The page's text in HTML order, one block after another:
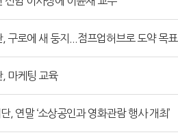
구로에 새 둥지...점프업허브로 도약 목표
마케팅 교육
, 연말 ‘소상공인과 영화관람 행사 개최’